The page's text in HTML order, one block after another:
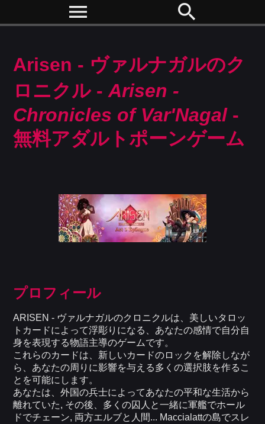
menu search
Arisen - ヴァルナガルのク
ロニクル -Arisen -
Chronicles of Var'Nagal-
無料アダルトポーンゲーム
プロフィール
ARISEN - ヴァルナガルのクロニクルは、美しいタロッ
トカードによって浮彫りになる、あなたの感情で自分自
身を表現する物語主導のゲームです。
これらのカードは、新しいカードのロックを解除しなが
ら、あなたの周りに影響を与える多くの選択肢を作るこ
とを可能にします。
あなたは、外国の兵士によってあなたの平和な生活から
離れていた, その後、多くの囚人と一緒に軍艦でホール
ドでチェーン, 両方エルブと人間... Maccialattの島でスレ